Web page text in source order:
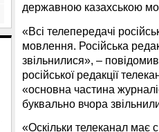
державною казахською
«Всі телепередачі
мовлення. Російська
звільнилися», –
російської редакції
«основна частина
буквально вчора
«Оскільки телеканал має